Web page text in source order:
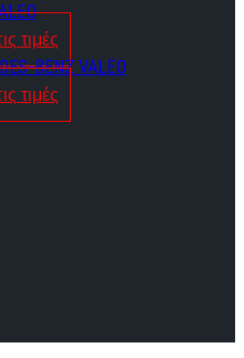
τιμές
BENZ VALEO
τιμές